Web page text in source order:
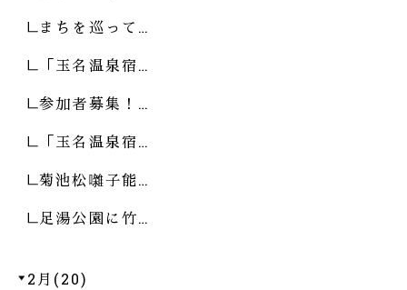
まちを巡って…
「玉名温泉宿…
参加者募集！…
「玉名温泉宿…
菊池松囃子能…
足湯公園に竹…
2月(20)